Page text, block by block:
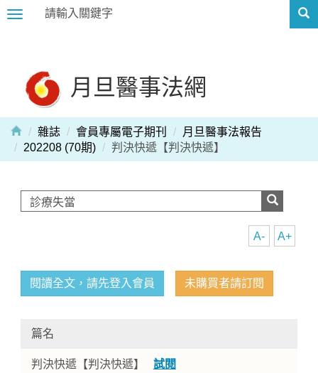
Toggle
月旦醫事法網
雜誌 會員專屬電子期刊
月旦醫事法報告
202208 (70期)
判決快遞【判決快遞】
A+
A-
閱讀全文，請先登入會員 未購買者請訂閱
篇名
判決快遞【判決快遞】 試閱